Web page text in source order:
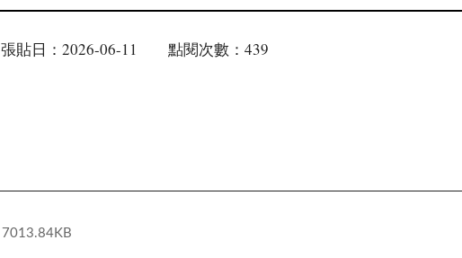
張貼日：2026-06-11 點閱次數：439
7013.84KB